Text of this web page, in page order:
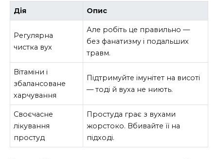
Дія Опис
Регулярна
чистка вух
Але робіть це правильно —
без фанатизму і подальших
травм.
Вітаміни і
збалансоване
харчування
Підтримуйте імунітет на висоті
— тоді й вуха не ниють.
Своєчасне
лікування
простуд
Простуда грає з вухами
жорстоко. Вбивайте її на
підході.